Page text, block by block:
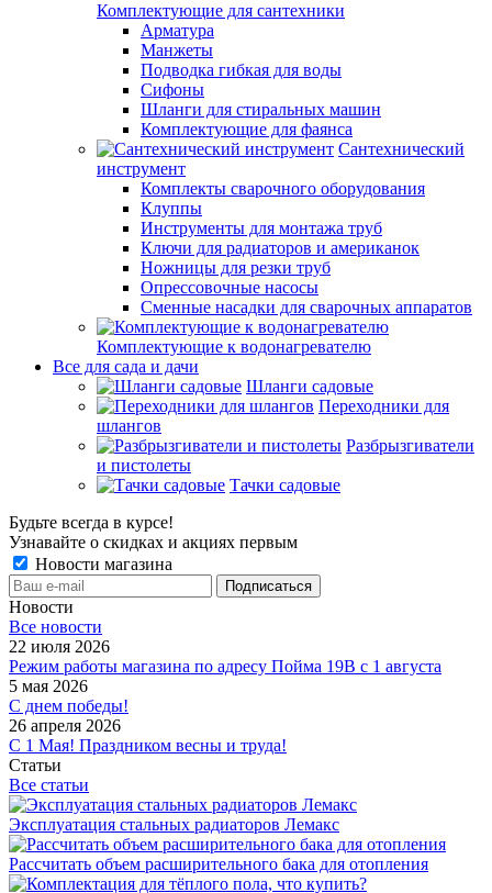
Комплектующие для сантехники
Арматура
Манжеты
Подводка гибкая для воды
Сифоны
Шланги для стиральных машин
Комплектующие для фаянса
Сантехнический
инструмент
Комплекты сварочного оборудования
Клуппы
Инструменты для монтажа труб
Ключи для радиаторов и американок
Ножницы для резки труб
Опрессовочные насосы
Сменные насадки для сварочных аппаратов
Комплектующие к водонагревателю
Все для сада и дачи
Шланги садовые
Переходники для
шлангов
Разбрызгиватели
и пистолеты
Тачки садовые
Будьте всегда в курсе!
Узнавайте о скидках и акциях первым
Новости магазина
Новости
Все новости
22 июля 2026
Режим работы магазина по адресу Пойма 19В с 1 августа
5 мая 2026
С днем победы!
26 апреля 2026
С 1 Мая! Праздником весны и труда!
Статьи
Все статьи
Эксплуатация стальных радиаторов Лемакс
Рассчитать объем расширительного бака для отопления